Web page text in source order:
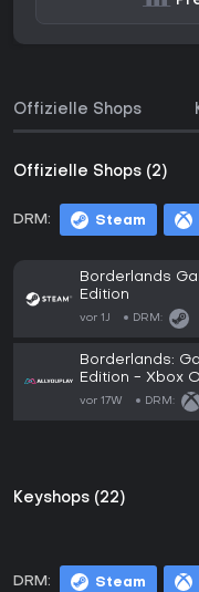
Offizielle Shops
Offizielle Shops (2)
DRM: Steam
Borderlands
Edition
vor 1J DRM:
Borderlands:
Edition - Xbox
vor 17W DRM:
Keyshops (22)
DRM: Steam